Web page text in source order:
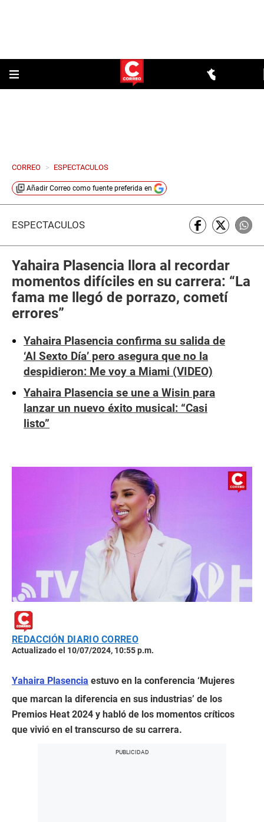
CORREO > ESPECTACULOS
Añadir Correo como fuente preferida en
ESPECTÁCULOS
Yahaira Plasencia llora al recordar
momentos difíciles en su carrera: “La
fama me llegó de porrazo, cometí
errores”
Yahaira Plasencia confirma su salida de
‘Al Sexto Día’ pero asegura que no la
despidieron: Me voy a Miami (VIDEO)
Yahaira Plasencia se une a Wisin para
lanzar un nuevo éxito musical: “Casi
listo”
REDACCIÓN DIARIO CORREO
Actualizado el 10/07/2024, 10:55 p.m.
Yahaira Plasencia estuvo en la conferencia ‘Mujeres
que marcan la diferencia en sus industrias’ de los
Premios Heat 2024 y habló de los momentos críticos
que vivió en el transcurso de su carrera.